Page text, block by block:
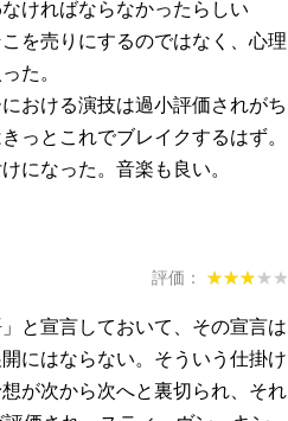
ければならなかったらしい
を売りにするのではなく、心理
た。
おける演技は過小評価されがち
っとこれでブレイクするはず。
になった。音楽も良い。
評価： ★★★★★
★★★★★
と宣言しておいて、その宣言は
にはならない。そういう仕掛け
が次から次へと裏切られ、それ